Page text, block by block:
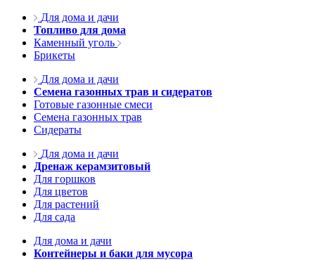
Для дома и дачи
Топливо для дома
Каменный уголь
Брикеты
Для дома и дачи
Семена газонных трав и сидератов
Готовые газонные смеси
Семена газонных трав
Сидераты
Для дома и дачи
Дренаж керамзитовый
Для горшков
Для цветов
Для растений
Для сада
Для дома и дачи
Контейнеры и баки для мусора